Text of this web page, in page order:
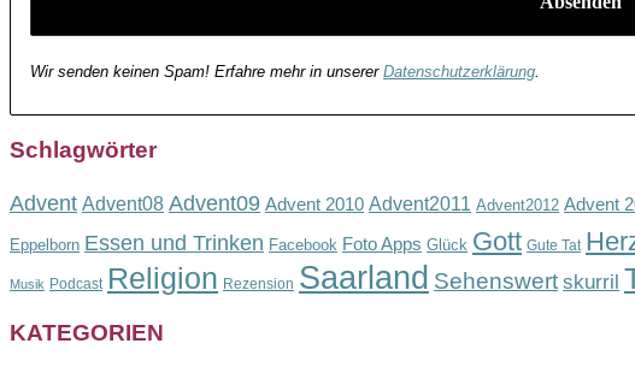
Wir senden keinen Spam! Erfahre mehr in unserer Datenschutzerklärung
Schlagwörter
Advent Advent08 Advent09 Advent 2010 Advent2011 Advent2012 Advent
Eppelborn Essen und Trinken Facebook Foto Apps Glück Gott Gute Tat
Musik Podcast Religion Rezension Saarland Sehenswert skurril
KATEGORIEN